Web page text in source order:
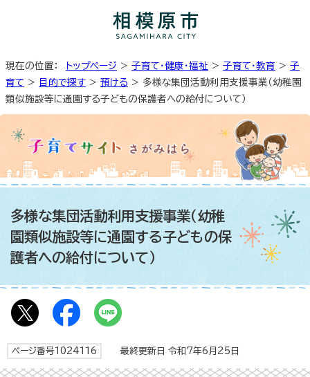
現在の位置： トップページ > 子育て・健康・福祉 > 子育て・教育 > 子
育て > 目的で探す > 預ける > 多様な集団活動利用支援事業（幼稚園
類似施設等に通園する子どもの保護者への給付について）
多様な集団活動利用支援事業（幼稚
園類似施設等に通園する子どもの保
護者への給付について）
ページ番号1024116 最終更新日 令和7年6月25日